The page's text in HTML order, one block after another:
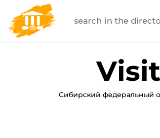
Visit
Сибирский федеральный